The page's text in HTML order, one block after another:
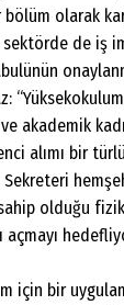
olarak
de iş
akademik
alımı bir
Sekreteri
sahip olduğu
bir